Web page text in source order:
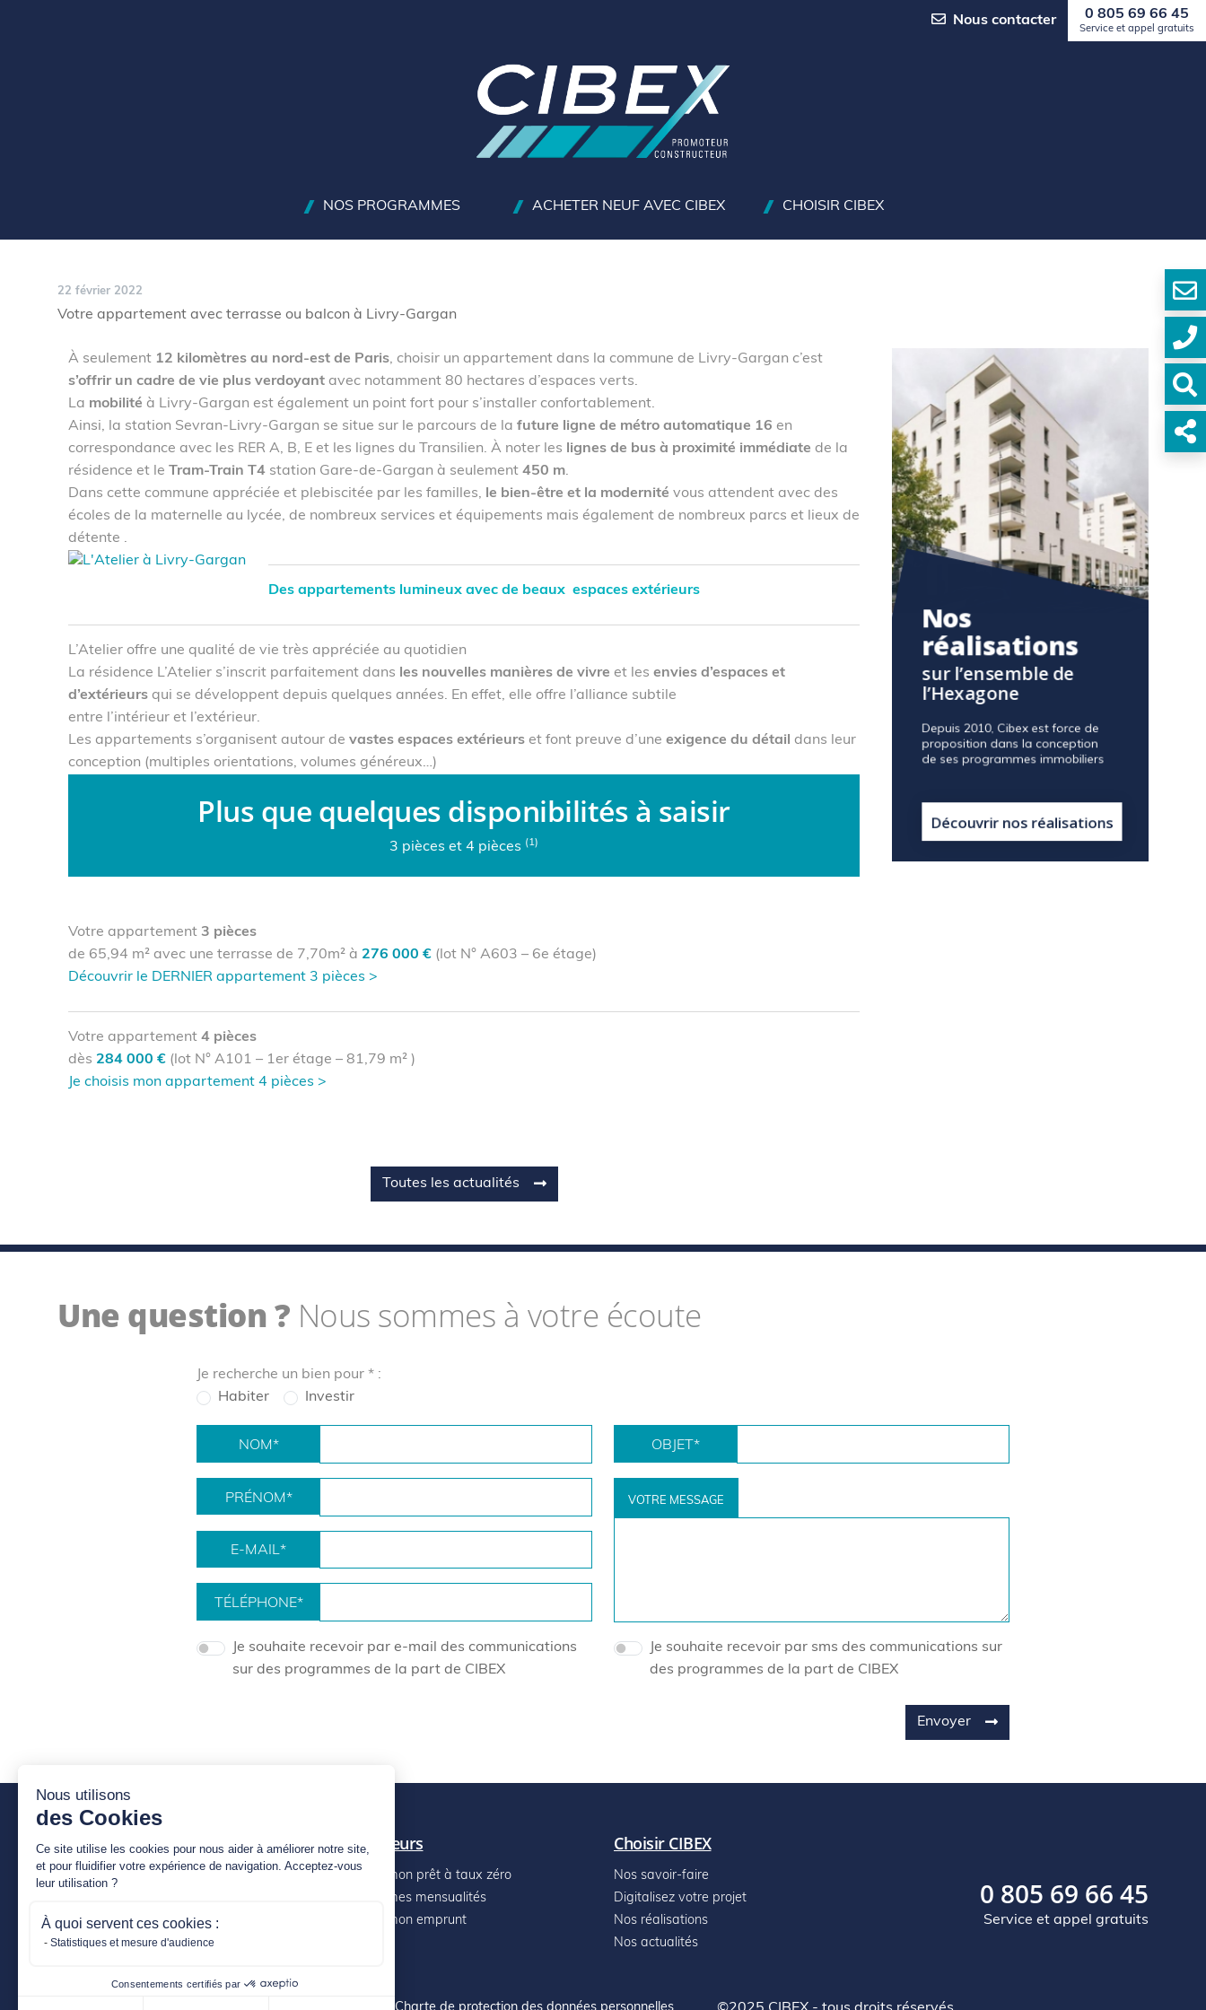
Nous utilisons
des Cookies
Ce site utilise les cookies pour nous aider à améliorer notre site,
et pour fluidifier votre expérience de navigation. Acceptez-vous
leur utilisation ?
À quoi servent ces cookies :
Statistiques et mesure d'audience
Consentements certifiés par
Nous contacter 0 805 69 66 45
Service et appel gratuits
NOS PROGRAMMES ACHETER NEUF AVEC CIBEX CHOISIR CIBEX
22 février 2022
Votre appartement avec terrasse ou balcon à Livry-Gargan
À seulement 12 kilomètres au nord-est de Paris, choisir un appartement dans la commune de Livry-Gargan c’est
s’offrir un cadre de vie plus verdoyant avec notamment 80 hectares d’espaces verts.
La mobilité à Livry-Gargan est également un point fort pour s’installer confortablement.
Ainsi, la station Sevran-Livry-Gargan se situe sur le parcours de la future ligne de métro automatique 16 en
correspondance avec les RER A, B, E et les lignes du Transilien. À noter les
lignes de bus à proximité immédiate de la
résidence et le Tram-Train T4 station Gare-de-Gargan à seulement 450 m.
Dans cette commune appréciée et plebiscitée par les familles, le bien-être et la modernité vous attendent avec des
écoles de la maternelle au lycée, de nombreux services et équipements mais également de nombreux parcs et lieux de
détente .
Des appartements lumineux avec de beaux espaces extérieurs
L’Atelier offre une qualité de vie très appréciée au quotidien
La résidence L’Atelier s’inscrit parfaitement dans les nouvelles manières de vivre et les envies d’espaces et
d’extérieurs qui se développent depuis quelques années. En effet, elle offre l’alliance subtile
entre l’intérieur et l’extérieur.
Les appartements s’organisent autour de vastes espaces extérieurs et font preuve d’une exigence du détail
dans leur
conception (multiples orientations, volumes généreux…)
Plus que quelques disponibilités à saisir
3 pièces et 4 pièces (1)
Votre appartement 3 pièces
de 65,94 m² avec une terrasse de 7,70m² à 276 000 € (lot N° A603 – 6e étage)
Découvrir le DERNIER appartement 3 pièces >
Votre appartement 4 pièces
dès 284 000 € (lot N° A101 – 1er étage – 81,79 m² )
Je choisis mon appartement 4 pièces >
Toutes les actualités
Une question ? Nous sommes à votre écoute
Je recherche un bien pour * :
Habiter
Investir
NOM*
PRÉNOM*
E-MAIL*
TÉLÉPHONE*
OBJET *
VOTRE MESSAGE
Je souhaite recevoir par e-mail des communications
sur des programmes de la part de CIBEX
Je souhaite recevoir par sms des communications sur
des programmes de la part de CIBEX
Envoyer
Acheter neuf avec CIBEX
Nos programmes
Les garanties du neuf
Normes & labels
Simulateurs
Calculer mon prêt à taux zéro
Calculer mes mensualités
Calculer mon emprunt
Choisir CIBEX
Nos savoir-faire
Digitalisez votre projet
Nos réalisations
Nos actualités
0 805 69 66 45
Service et appel gratuits